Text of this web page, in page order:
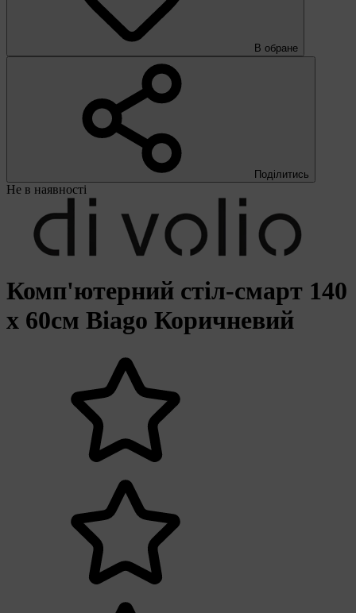
В обране
Поділитись
Не в наявності
Комп'ютерний стіл-смарт 140
х 60см Biago Коричневий